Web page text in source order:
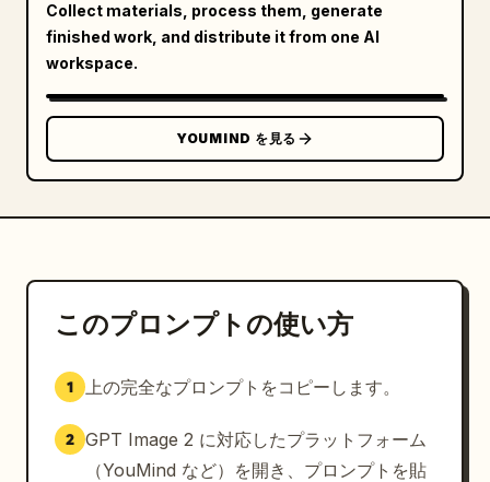
Collect materials, process them, generate
finished work, and distribute it from one AI
workspace.
YOUMIND を見る
このプロンプトの使い方
1 上の完全なプロンプトをコピーします。
2 GPT Image 2 に対応したプラットフォーム
（YouMind など）を開き、プロンプトを貼